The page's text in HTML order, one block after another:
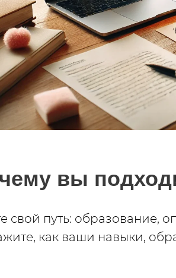
вы
свой путь: образование,
как ваши навыки,